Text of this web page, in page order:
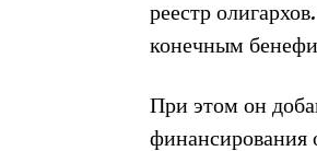
реестр
конечным
При этом он
финансирования